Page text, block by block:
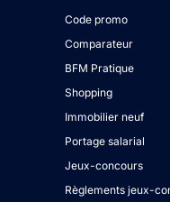
Code promo
Comparateur
BFM Pratique
Shopping
Immobilier neuf
Portage salarial
Jeux-concours
Règlements jeux-